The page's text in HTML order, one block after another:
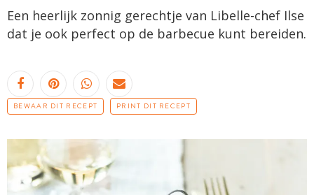
Een heerlijk zonnig gerechtje van Libelle-chef Ilse
dat je ook perfect op de barbecue kunt bereiden.
BEWAAR DIT RECEPT PRINT DIT RECEPT